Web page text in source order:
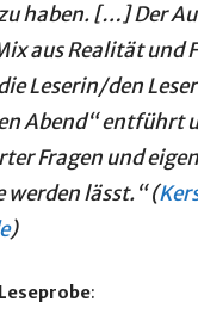
haben. […] Der
aus Realität und
Leserin/den
Abend“ entführt
Fragen und
werden lässt.“ (
)
: